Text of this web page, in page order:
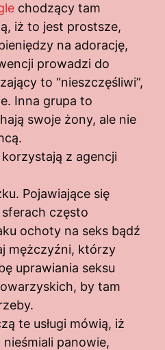
chodzący tam
iż to jest prostsze,
na adorację,
prowadzi do
to “nieszczęśliwi”,
Inna grupa to
swoje żony, ale nie
z agencji
Pojawiające się
często
ochoty na seks bądź
mężczyźni, którzy
uprawiania seksu
by tam
te usługi mówią, iż
panowie,